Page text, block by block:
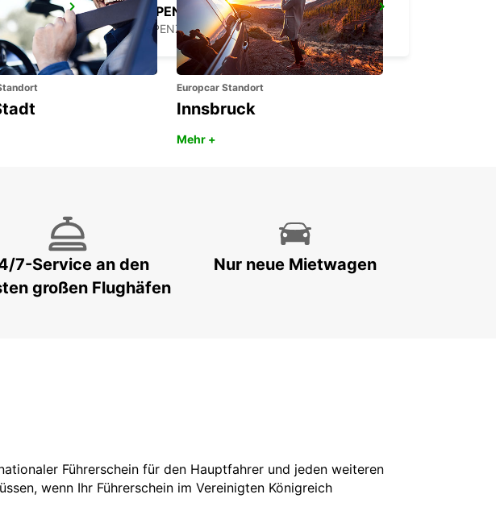
APPENZELL
APPENZELL - SWITZERLAND
Europcar Standort
Innsbruck
Mehr +
7-Service an den
großen Flughäfen
Nur neue Mietwagen
Führerschein für den Hauptfahrer und jeden weiteren
wenn Ihr Führerschein im Vereinigten Königreich